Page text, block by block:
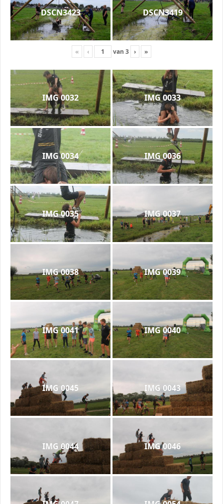
DSCN3423 DSCN3419
« ‹ van 3 › »
IMG 0032 IMG 0033
IMG 0034 IMG 0036
IMG 0035 IMG 0037
IMG 0038 IMG 0039
IMG 0041 IMG 0040
IMG 0045 IMG 0043
IMG 0044 IMG 0046